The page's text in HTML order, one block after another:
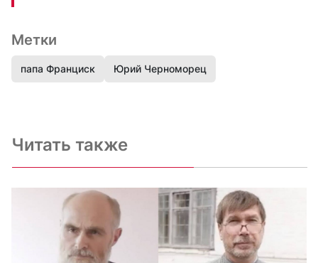
Метки
папа Франциск Юрий Черноморец
Читать также